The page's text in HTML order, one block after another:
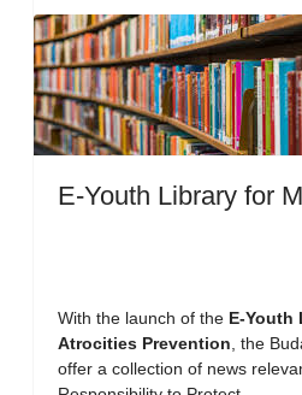
E-Youth Library for
With the launch of the E-Youth
Atrocities Prevention , the
offer a collection of news